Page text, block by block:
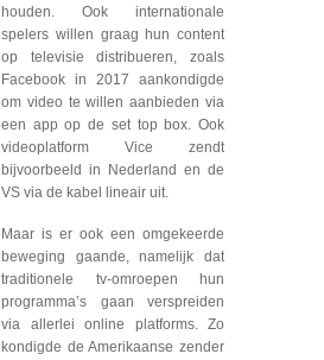
houden. Ook internationale
spelers willen graag hun content
op televisie distribueren, zoals
Facebook in 2017 aankondigde
om video te willen aanbieden via
een app op de set top box. Ook
videoplatform Vice zendt
bijvoorbeeld in Nederland en de
VS via de kabel lineair uit.
Maar is er ook een omgekeerde
beweging gaande, namelijk dat
traditionele tv-omroepen hun
programma’s gaan verspreiden
via allerlei online platforms. Zo
kondigde de Amerikaanse zender